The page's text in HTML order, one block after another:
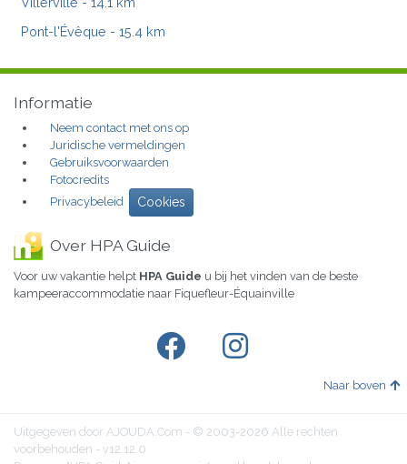
Pont-l'Évêque - 15.4 km
Informatie
Neem contact met ons op
Juridische vermeldingen
Gebruiksvoorwaarden
Fotocredits
Privacybeleid
Cookies
Over HPA Guide
Voor uw vakantie helpt HPA Guide u bij het vinden van de beste
kampeeraccommodatie naar Fiquefleur-Équainville
Naar boven
Uitgegeven door AJOUDA.Com - © 2003-2026 Alle rechten
voorbehouden - v12.12.0